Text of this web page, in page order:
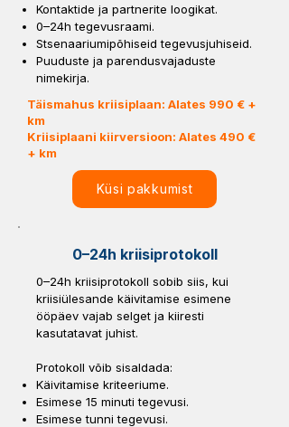
Kontaktide ja partnerite loogikat.
0–24h tegevusraami.
Stsenaariumipõhiseid tegevusjuhiseid.
Puuduste ja parendusvajaduste
nimekirja.
Täismahus kriisiplaan: Alates 990 € +
km
Kriisiplaani kiirversioon: Alates 490 €
+ km
Küsi pakkumist
0–24h kriisiprotokoll
0–24h kriisiprotokoll sobib siis, kui
kriisiülesande käivitamise esimene
ööpäev vajab selget ja kiiresti
kasutatavat juhist.
Protokoll võib sisaldada:
Käivitamise kriteeriume.
Esimese 15 minuti tegevusi.
Esimese tunni tegevusi.